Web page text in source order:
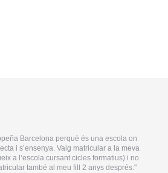
Barcelona perquè és una escola on
i s’ensenya. Vaig matricular a la meva
a l’escola cursant cicles formatius) i no
també al meu fill 2 anys després."